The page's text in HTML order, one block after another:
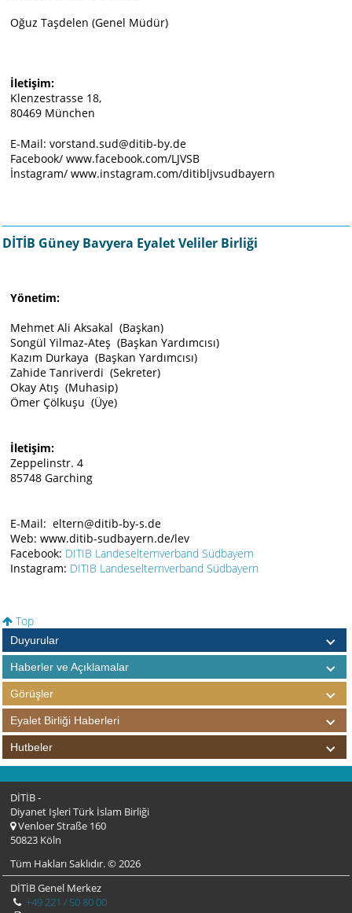
Oğuz Taşdelen (Genel Müdür)
İletişim:
Klenzestrasse 18,
80469 München
E-Mail: vorstand.sud@ditib-by.de
Facebook/ www.facebook.com/LJVSB
İnstagram/ www.instagram.com/ditibljvsudbayern
DİTİB Güney Bavyera Eyalet Veliler Birliği
Yönetim:
Mehmet Ali Aksakal (Başkan)
Songül Yilmaz-Ateş (Başkan Yardımcısı)
Kazım Durkaya (Başkan Yardımcısı)
Zahide Tanriverdi (Sekreter)
Okay Atış (Muhasip)
Ömer Çölkuşu (Üye)
İletişim:
Zeppelinstr. 4
85748 Garching
E-Mail: eltern@ditib-by-s.de
Web: www.ditib-sudbayern.de/lev
Facebook: DITIB Landeselternverband Südbayern
Instagram: DITIB Landeselternverband Südbayern
Top
Duyurular
Haberler ve Açıklamalar
Görüşler
Eyalet Birliği Haberleri
Hutbeler
DİTİB -
Diyanet Işleri Türk İslam Birliği
Venloer Straße 160
50823 Köln
Tüm Hakları Saklıdır. © 2026
DİTİB Genel Merkez
+49 221 / 50 80 00